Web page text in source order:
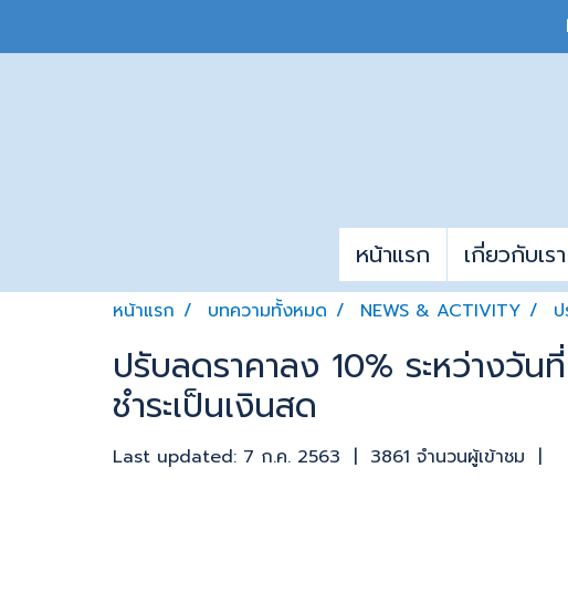
หน้าแรก เกี่ยวกับเรา
หน้าแรก บทความทั้งหมด NEWS & ACTIVITY
ปรับลดราคาลง 10% ระหว่างวั
ชำระเป็นเงินสด
Last updated: 7 ก.ค. 2563 | 3861 จำนวนผู้เข้าชม |